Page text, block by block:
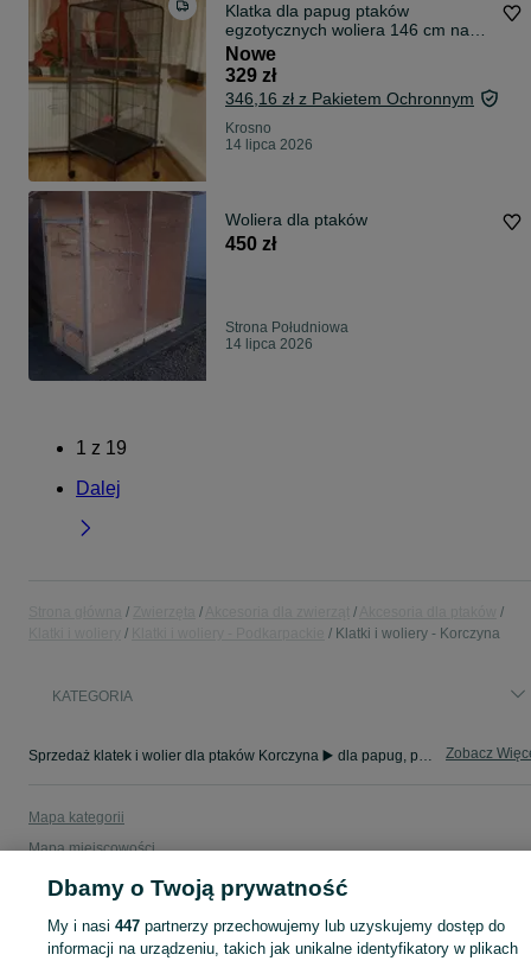
Klatka dla papug ptaków
egzotycznych woliera 146 cm na
kółkach Nowa
Nowe
329 zł
346,16 zł z Pakietem Ochronnym
Krosno
14 lipca 2026
Woliera dla ptaków
450 zł
Strona Południowa
14 lipca 2026
1 z 19
Dalej
Klatki i woliery - Korczyna
KATEGORIA
Sprzedaż klatek i wolier dla ptaków Korczyna ▶️ dla papug, przepiórek, gołębi, koszatniczki itd. ☝ Sprawdź nowe i używane w świetnych cenach na OLX.pl! Zobacz
Mapa kategorii
Mapa miejscowości
Mapa ministron
Dbamy o Twoją prywatność
My i nasi447 partnerzy przechowujemy lub uzyskujemy dostęp do
informacji na urządzeniu, takich jak unikalne identyfikatory w plikach